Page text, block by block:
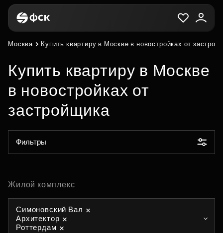
Москва Купить квартиру в Москве в новостройках от
Купить квартиру в Москве
в новостройках от
застройщика
Фильтры
Жилой комплекс
Симоновский Вал
Архитектор
Роттердам